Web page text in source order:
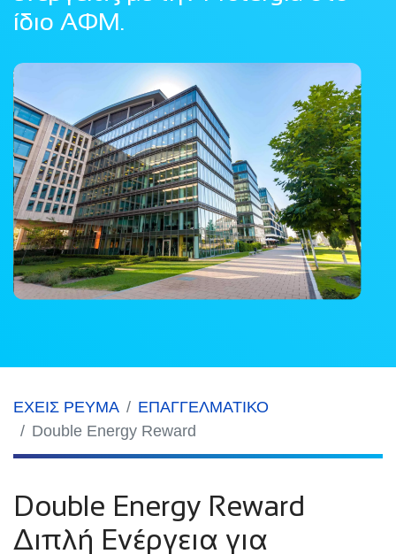
ίδιο ΑΦΜ.
ΕΧΕΙΣ ΡΕΥΜΑ
ΕΠΑΓΓΕΛΜΑΤΙΚΟ
Double Energy Reward
Double Energy Reward
Διπλή Ενέργεια για